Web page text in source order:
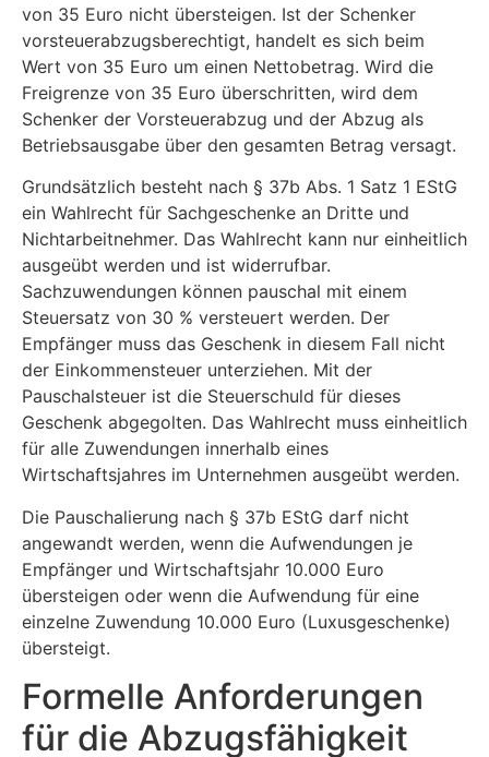
von 35 Euro nicht übersteigen. Ist der Schenker
vorsteuerabzugsberechtigt, handelt es sich beim
Wert von 35 Euro um einen Nettobetrag. Wird die
Freigrenze von 35 Euro überschritten, wird dem
Schenker der Vorsteuerabzug und der Abzug als
Betriebsausgabe über den gesamten Betrag versagt.
Grundsätzlich besteht nach § 37b Abs. 1 Satz 1 EStG
ein Wahlrecht für Sachgeschenke an Dritte und
Nichtarbeitnehmer. Das Wahlrecht kann nur einheitlich
ausgeübt werden und ist widerrufbar.
Sachzuwendungen können pauschal mit einem
Steuersatz von 30 % versteuert werden. Der
Empfänger muss das Geschenk in diesem Fall nicht
der Einkommensteuer unterziehen. Mit der
Pauschalsteuer ist die Steuerschuld für dieses
Geschenk abgegolten. Das Wahlrecht muss einheitlich
für alle Zuwendungen innerhalb eines
Wirtschaftsjahres im Unternehmen ausgeübt werden.
Die Pauschalierung nach § 37b EStG darf nicht
angewandt werden, wenn die Aufwendungen je
Empfänger und Wirtschaftsjahr 10.000 Euro
übersteigen oder wenn die Aufwendung für eine
einzelne Zuwendung 10.000 Euro (Luxusgeschenke)
übersteigt.
Formelle Anforderungen
für die Abzugsfähigkeit